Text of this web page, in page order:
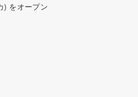
) をオープン